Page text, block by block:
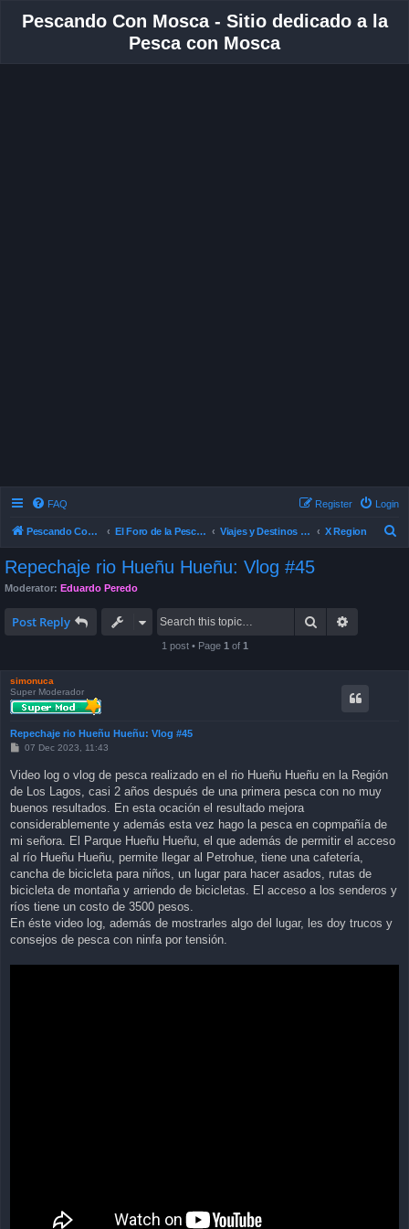
Pescando Con Mosca - Sitio dedicado a la
Pesca con Mosca
FAQ Login
Register
Pescando Con Mosca El Foro de la Pesca con Mosca en Chile Viajes y Destinos de Pesca X Region
Repechaje rio Hueñu Hueñu: Vlog #45
Moderator: Eduardo Peredo
Post Reply Search
1 post • Page 1 of 1
simonuca
Super Moderador
Repechaje rio Hueñu Hueñu: Vlog #45
P
t
07 Dec 2023, 11:43
Video log o vlog de pesca realizado en el rio Hueñu Hueñu en la Región
de Los Lagos, casi 2 años después de una primera pesca con no muy
buenos resultados. En esta ocación el resultado mejora
considerablemente y además esta vez hago la pesca en copmpañía de
mi señora. El Parque Hueñu Hueñu, el que además de permitir el acceso
al río Hueñu Hueñu, permite llegar al Petrohue, tiene una cafetería,
cancha de bicicleta para niños, un lugar para hacer asados, rutas de
bicicleta de montaña y arriendo de bicicletas. El acceso a los senderos y
ríos tiene un costo de 3500 pesos.
En éste video log, además de mostrarles algo del lugar, les doy trucos y
consejos de pesca con ninfa por tensión.